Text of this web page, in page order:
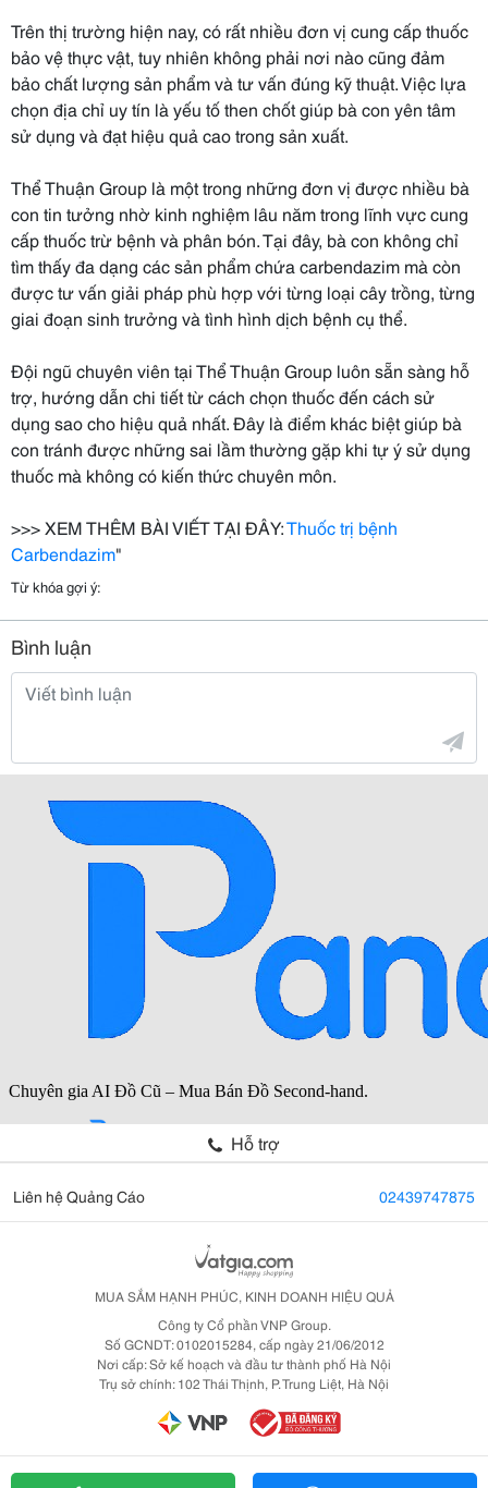
Trên thị trường hiện nay, có rất nhiều đơn vị cung cấp thuốc
bảo vệ thực vật, tuy nhiên không phải nơi nào cũng đảm
bảo chất lượng sản phẩm và tư vấn đúng kỹ thuật. Việc lựa
chọn địa chỉ uy tín là yếu tố then chốt giúp bà con yên tâm
sử dụng và đạt hiệu quả cao trong sản xuất.
Thể Thuận Group là một trong những đơn vị được nhiều bà
con tin tưởng nhờ kinh nghiệm lâu năm trong lĩnh vực cung
cấp thuốc trừ bệnh và phân bón. Tại đây, bà con không chỉ
tìm thấy đa dạng các sản phẩm chứa carbendazim mà còn
được tư vấn giải pháp phù hợp với từng loại cây trồng, từng
giai đoạn sinh trưởng và tình hình dịch bệnh cụ thể.
Đội ngũ chuyên viên tại Thể Thuận Group luôn sẵn sàng hỗ
trợ, hướng dẫn chi tiết từ cách chọn thuốc đến cách sử
dụng sao cho hiệu quả nhất. Đây là điểm khác biệt giúp bà
con tránh được những sai lầm thường gặp khi tự ý sử dụng
thuốc mà không có kiến thức chuyên môn.
>>> XEM THÊM BÀI VIẾT TẠI ĐÂY:Thuốc trị bệnh
Carbendazim"
Từ khóa gợi ý:
Bình luận
Hỗ trợ
Liên hệ Quảng Cáo 02439747875
MUA SẮM HẠNH PHÚC, KINH DOANH HIỆU QUẢ
Công ty Cổ phần VNP Group.
Số GCNDT: 0102015284, cấp ngày 21/06/2012
Nơi cấp: Sở kế hoạch và đầu tư thành phố Hà Nội
Trụ sở chính: 102 Thái Thịnh, P. Trung Liệt, Hà Nội